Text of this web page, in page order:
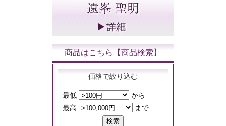
商品はこちら【商品検索】
価格で絞り込む